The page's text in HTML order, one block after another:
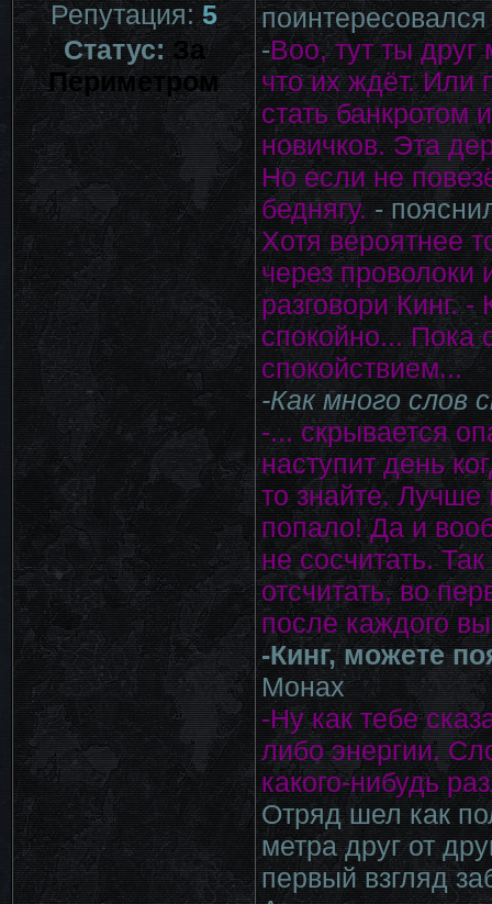
Репутация:5
Статус:За
Периметром
-Воо, тут ты
что их ждёт. Или
стать банкротом
новичков. Эта
Но если не
беднягу.-
Хотя вероятнее
через проволоки
разговори Кинг.
спокойно... Пока
спокойствием...
-Как много слов
-... скрывается
наступит день
то знайте. Лучше
попало! Да и
не сосчитать.
отсчитать, во
после каждого
-Кинг, можете
Монах
-Ну как тебе
либо энергии.
какого-нибудь
Отряд шел как
метра друг от
первый взгляд